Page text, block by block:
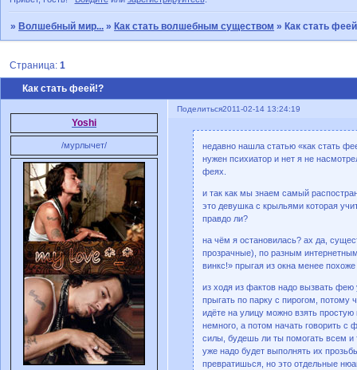
» Волшебный мир... » Как стать волшебным существом » Как стать
Как стать феей!?
Страница:1
Поделиться2011-02-14 13:24:19
Yoshi
/мурлычет/
недавно нашла статью «как стать
нужен психиатор и нет я не
феях.
и так как мы знаем самый
это девушка с крыльями которая
правдо ли?
на чём я остановилась? ах да,
прозрачные), по разным
винкс!» прыгая из окна менее
из ходя из фактов надо вызвать
прыгать по парку с пирогом, потому
идёте на улицу можно взять
немного, а потом начать говорить с
силы, будешь ли ты помогать всем и
уже надо будет выполнять их
превратишься, но это отдельные